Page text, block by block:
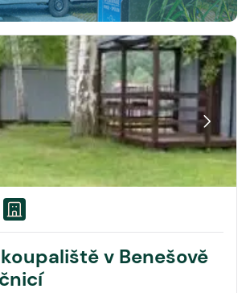
v Benešově